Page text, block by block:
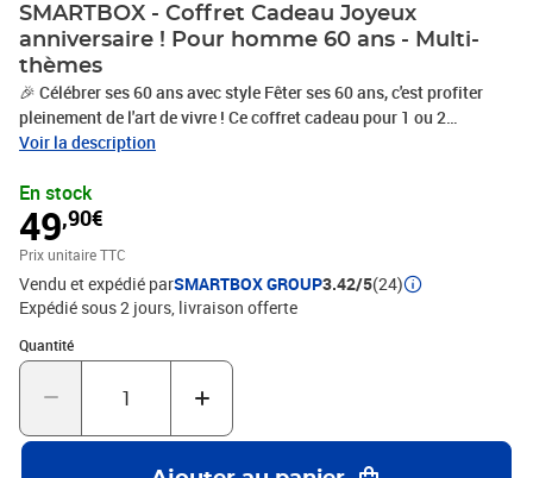
SMARTBOX - Coffret Cadeau Joyeux
anniversaire ! Pour homme 60 ans - Multi-
thèmes
🎉 Célébrer ses 60 ans avec style Fêter ses 60 ans, c'est profiter
pleinement de l'art de vivre ! Ce coffret cadeau pour 1 ou 2
personnes a été conçu pour célébrer cette étape avec élégance et
moments de détente : chaque proposition invite à profiter du
moment présent et à célébrer une vie riche en émotions. 🎂 Des
expériences riches de sens Qu'il s'agisse d'une escapade exotique,
d'un massage relaxant ou d'un dîner gastronomique, chaque
activité a été soigneusement sélectionnée pour allier plaisir,
sérénité et découverte. Ce coffret est une invitation à ralentir le
rythme, à se faire plaisir et à savourer les petites joies qui rendent
la vie grande. Pour les amateurs de sensations fortes, cette
sélection est complétée par d'autres activités, comme un vol en
expérience sur mesure pour célébrer vos 60 ans, seul ou en couple,
créer de nouveaux souvenirs et accueillir cette belle décennie avec
Voir la description
En stock
49,90€
Prix unitaire TTC
Vendu et expédié parSMARTBOX GROUP3.42/5(24)
Expédié sous 2 jours livraison offerte
Quantité
Quantité : 1